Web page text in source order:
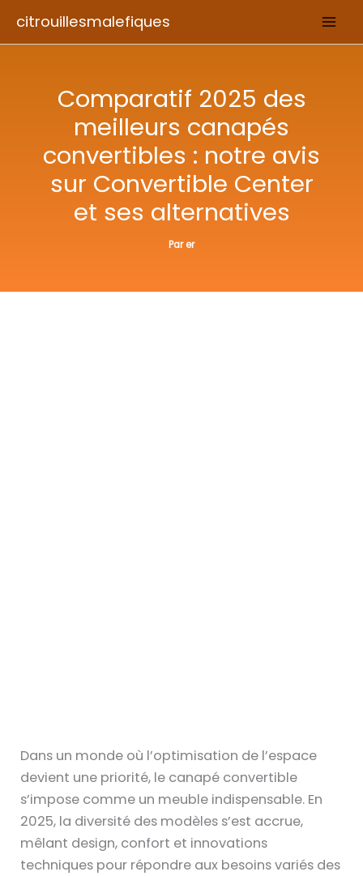
citrouillesmalefiques
Comparatif 2025 des
meilleurs canapés
convertibles : notre avis
sur Convertible Center
et ses alternatives
Parer
Dans un monde où l’optimisation de l’espace
devient une priorité, le canapé convertible
s’impose comme un meuble indispensable. En
2025, la diversité des modèles s’est accrue,
mêlant design, confort et innovations
techniques pour répondre aux besoins variés des